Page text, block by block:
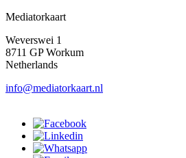
Mediatorkaart
Weverswei 1
8711 GP Workum
Netherlands
info@mediatorkaart.nl